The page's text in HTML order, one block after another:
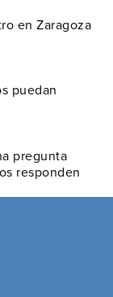
en Zaragoza
puedan
pregunta
responden